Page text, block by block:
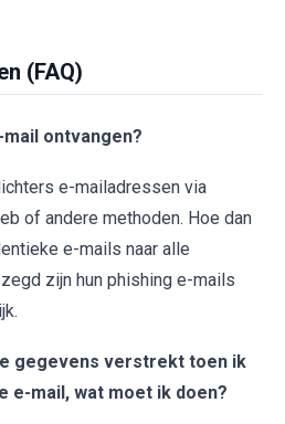
(FAQ)
ontvangen?
e-mailadressen via
of andere methoden. Hoe dan
e-mails naar alle
zijn hun phishing e-mails
gegevens verstrekt toen ik
e-mail, wat moet ik doen?